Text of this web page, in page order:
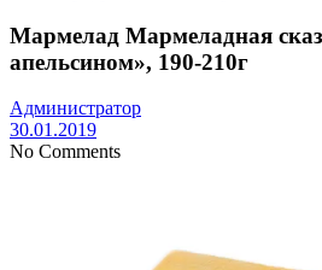
Мармелад Мармеладная
апельсином», 190-210г
Администратор
30.01.2019
No Comments